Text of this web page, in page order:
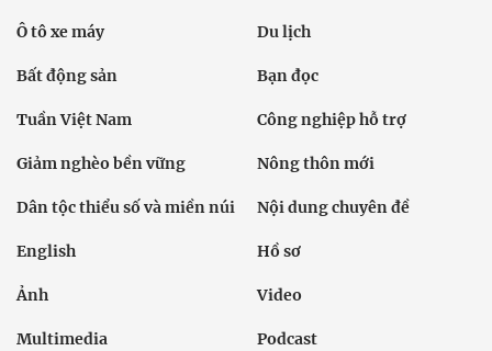
Ô tô xe máy Du lịch
Bất động sản Bạn đọc
Tuần Việt Nam Công nghiệp hỗ trợ
Giảm nghèo bền vững Nông thôn mới
Dân tộc thiểu số và miền núi Nội dung chuyên đề
English Hồ sơ
Ảnh Video
Multimedia Podcast